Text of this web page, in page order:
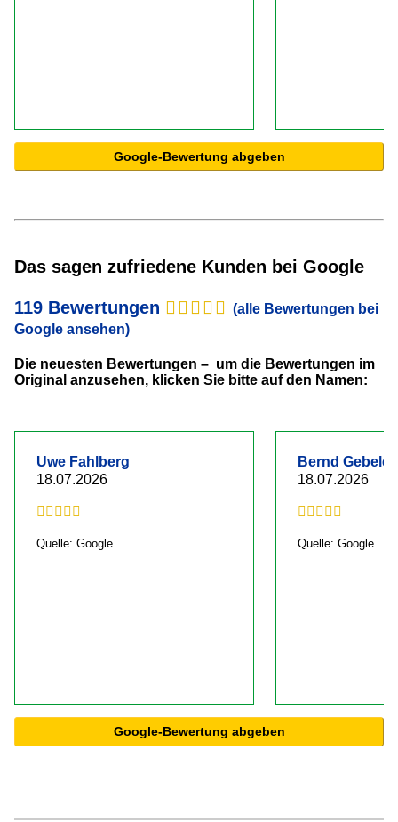
Google-Bewertung abgeben
Das sagen zufriedene Kunden bei Google
119 Bewertungen
(alle Bewertungen bei
Google ansehen)
Die neuesten Bewertungen – um die Bewertungen im
Original anzusehen, klicken Sie bitte auf den Namen:
Uwe Fahlberg
18.07.2026
Quelle: Google
Bernd
18.07.2026
Quelle: Google
Google-Bewertung abgeben